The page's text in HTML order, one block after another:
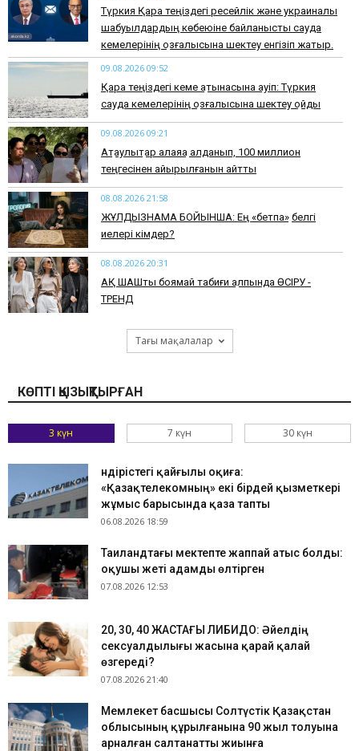
Түркия Қара теңіздегі ресейлік және украиналық
шабуылдардың көбеюіне байланысты сауда
кемелерінің қозғалысына шектеу енгізіп жатыр.
09.08.2026 09:52
Қара теңіздегі кеме қатынасына қауіп: Түркия
сауда кемелерінің қозғалысына шектеу қойды
09.08.2026 09:21
Ақтаулықтар алаяққа алданып, 100 миллион
теңгесінен айырылғанын айтты
08.08.2026 21:58
ЖҰЛДЫЗНАМА БОЙЫНША: Ең «бетпақ» белгі
иелері кімдер?
08.08.2026 20:31
АҚ ШАШты боямай табиғи қалпында ӨСІРУ -
ТРЕНД
Тағы мақалалар
КӨПТІ ҚЫЗЫҚТЫРҒАН
3 күн 7 күн 30 күн
Өндірістегі қайғылы оқиға:
«Қазақтелекомның» екі бірдей қызметкері
жұмыс барысында қаза тапты
06.08.2026 18:59
Таиландтағы мектепте жаппай атыс болды:
оқушы жеті адамды өлтірген
07.08.2026 12:53
​20, 30, 40 ЖАСТАҒЫ ЛИБИДО: Әйелдің
сексуалдылығы жасына қарай қалай
өзгереді?
07.08.2026 21:40
Мемлекет басшысы Солтүстік Қазақстан
облысының құрылғанына 90 жыл толуына
арналған салтанатты жиынға